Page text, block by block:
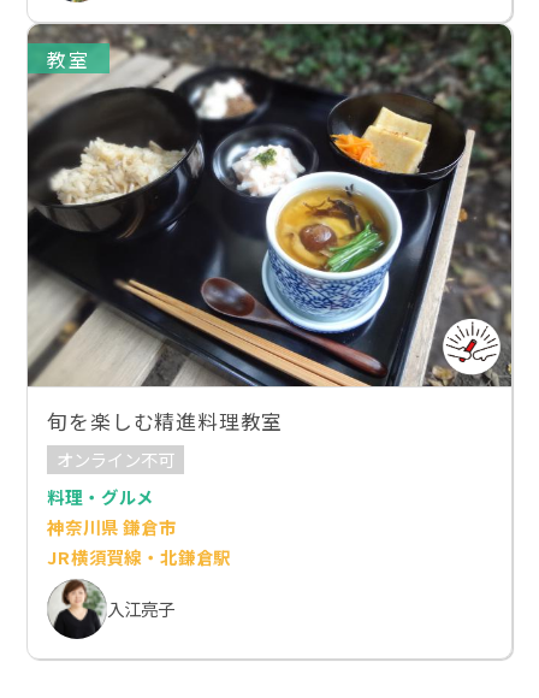
教室
旬を楽しむ精進料理教室
オンライン不可
料理・グルメ
神奈川県 鎌倉市
JR横須賀線・北鎌倉駅
入江亮子